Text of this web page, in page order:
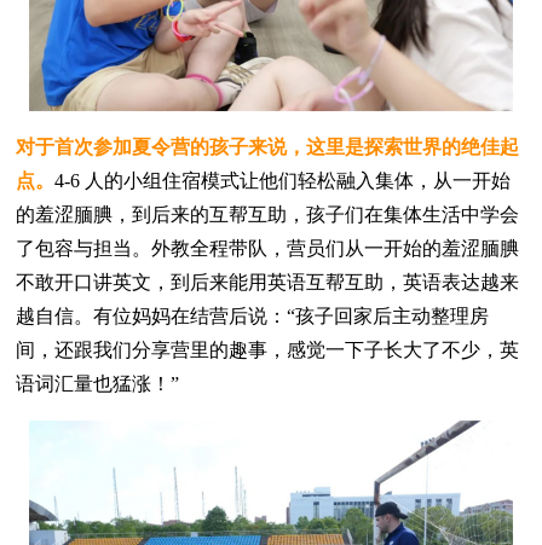
对于首次参加夏令营的孩子来说，这里是探索世界的绝佳起
点。4-6 人的小组住宿模式让他们轻松融入集体，从一开始
的羞涩腼腆，到后来的互帮互助，孩子们在集体生活中学会
了包容与担当。外教全程带队，营员们从一开始的羞涩腼腆
不敢开口讲英文，到后来能用英语互帮互助，英语表达越来
越自信。有位妈妈在结营后说：“孩子回家后主动整理房
间，还跟我们分享营里的趣事，感觉一下子长大了不少，英
语词汇量也猛涨！”